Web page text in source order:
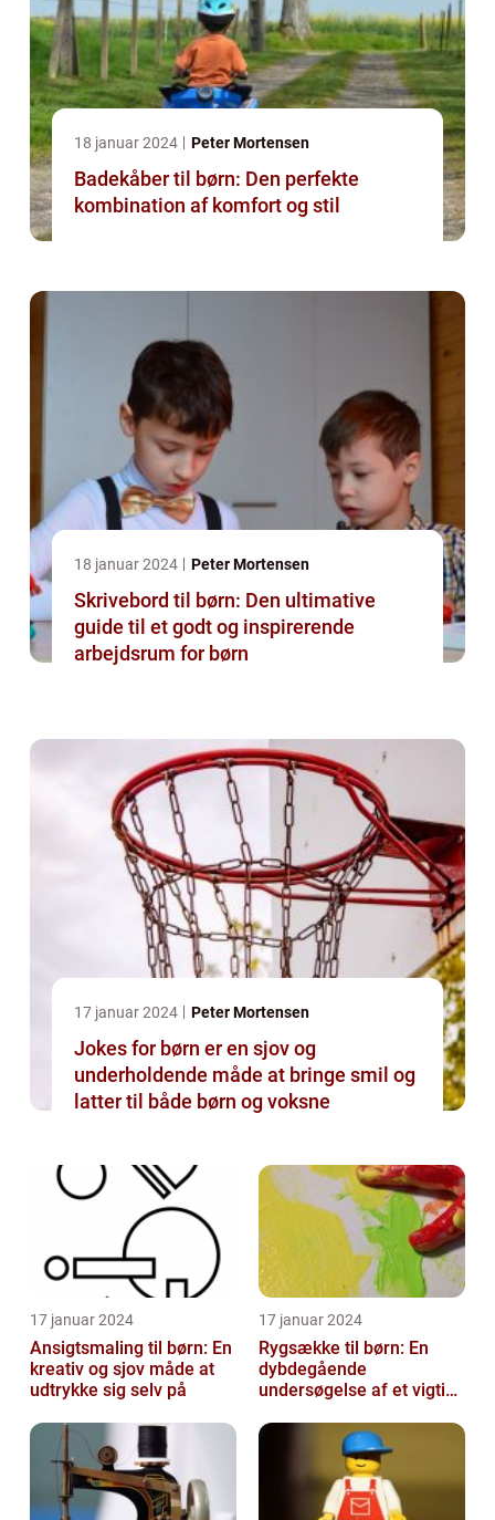
18 januar 2024 Peter Mortensen
Badekåber til børn: Den perfekte
kombination af komfort og stil
18 januar 2024 Peter Mortensen
Skrivebord til børn: Den ultimative
guide til et godt og inspirerende
arbejdsrum for børn
17 januar 2024 Peter Mortensen
Jokes for børn er en sjov og
underholdende måde at bringe smil og
latter til både børn og voksne
17 januar 2024
Ansigtsmaling til børn: En
kreativ og sjov måde at
udtrykke sig selv på
17 januar 2024
Rygsække til børn: En
dybdegående
undersøgelse af et vigtigt